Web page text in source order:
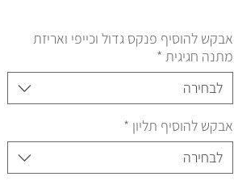
אבקש להוסיף פנקס גדול וכייפי ואריזת
מתנה חגיגית *
לבחירה
אבקש להוסיף תליון *
לבחירה